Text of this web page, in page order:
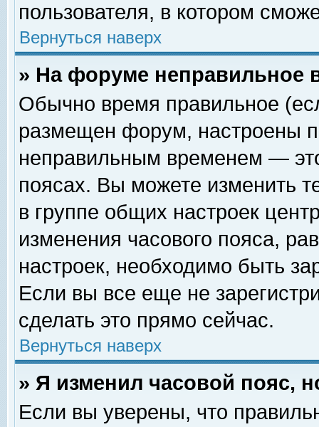
пользователя, в котором
Вернуться наверх
» На форуме неправильное
Обычно время правильное
размещен форум, настроены
неправильным временем —
поясах. Вы можете изменить
в группе общих настроек
изменения часового пояса,
настроек, необходимо быть
Если вы все еще не
сделать это прямо сейчас.
Вернуться наверх
» Я изменил часовой пояс,
Если вы уверены, что